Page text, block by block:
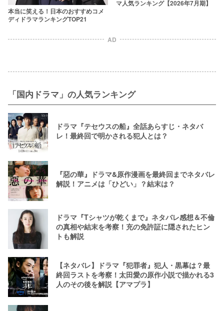
本当に笑える！日本のおすすめコメ
ディドラマランキングTOP21
マ人気ランキング【2026年7月期】
AD
「国内ドラマ」の人気ランキング
ドラマ『テセウスの船』全話あらすじ・ネタバ
レ！最終回で明かされる犯人とは？
『惡の華』ドラマ&原作漫画を最終回までネタバレ
解説！アニメは「ひどい」？結末は？
ドラマ『Tシャツが乾くまで』ネタバレ感想＆不倫
の真相や結末を考察！充の免許証に隠されたヒン
トも解説
【ネタバレ】ドラマ『犯罪者』犯人・黒幕は？最
終回ラストを考察！太田愛の原作小説で描かれる3
人のその後を解説【アマプラ】